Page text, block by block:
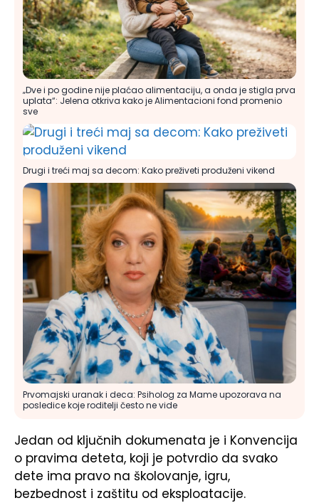
„Dve i po godine nije plaćao alimentaciju, a onda je stigla prva
uplata“: Jelena otkriva kako je Alimentacioni fond promenio
sve
Drugi i treći maj sa decom: Kako preživeti produženi vikend
Prvomajski uranak i deca: Psiholog za Mame upozorava na
posledice koje roditelji često ne vide
Jedan od ključnih dokumenata je i Konvencija
o pravima deteta, koji je potvrdio da svako
dete ima pravo na školovanje, igru,
bezbednost i zaštitu od eksploatacije.